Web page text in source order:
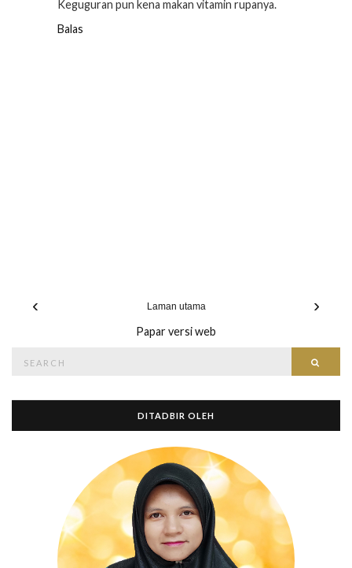
Keguguran pun kena makan vitamin rupanya.
Balas
‹ ›
Laman utama
Papar versi web
for:
DITADBIR OLEH